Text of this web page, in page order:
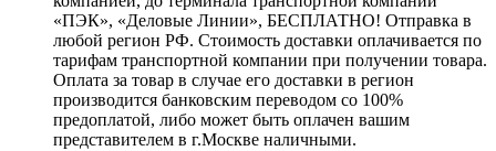
«ПЭК», «Деловые Линии», БЕСПЛАТНО! Отправка в
любой регион РФ. Стоимость доставки оплачивается по
тарифам транспортной компании при получении товара.
Оплата за товар в случае его доставки в регион
производится банковским переводом со 100%
предоплатой, либо может быть оплачен вашим
представителем в г.Москве наличными.